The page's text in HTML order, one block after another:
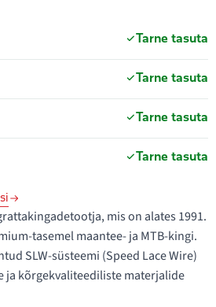
Tarne tasuta
Tarne tasuta
Tarne tasuta
Tarne tasuta
mis on alates 1991.
tasemel maantee- ja MTB-kingi.
SLW-süsteemi (Speed Lace Wire)
ja kõrgekvaliteediliste materjalide